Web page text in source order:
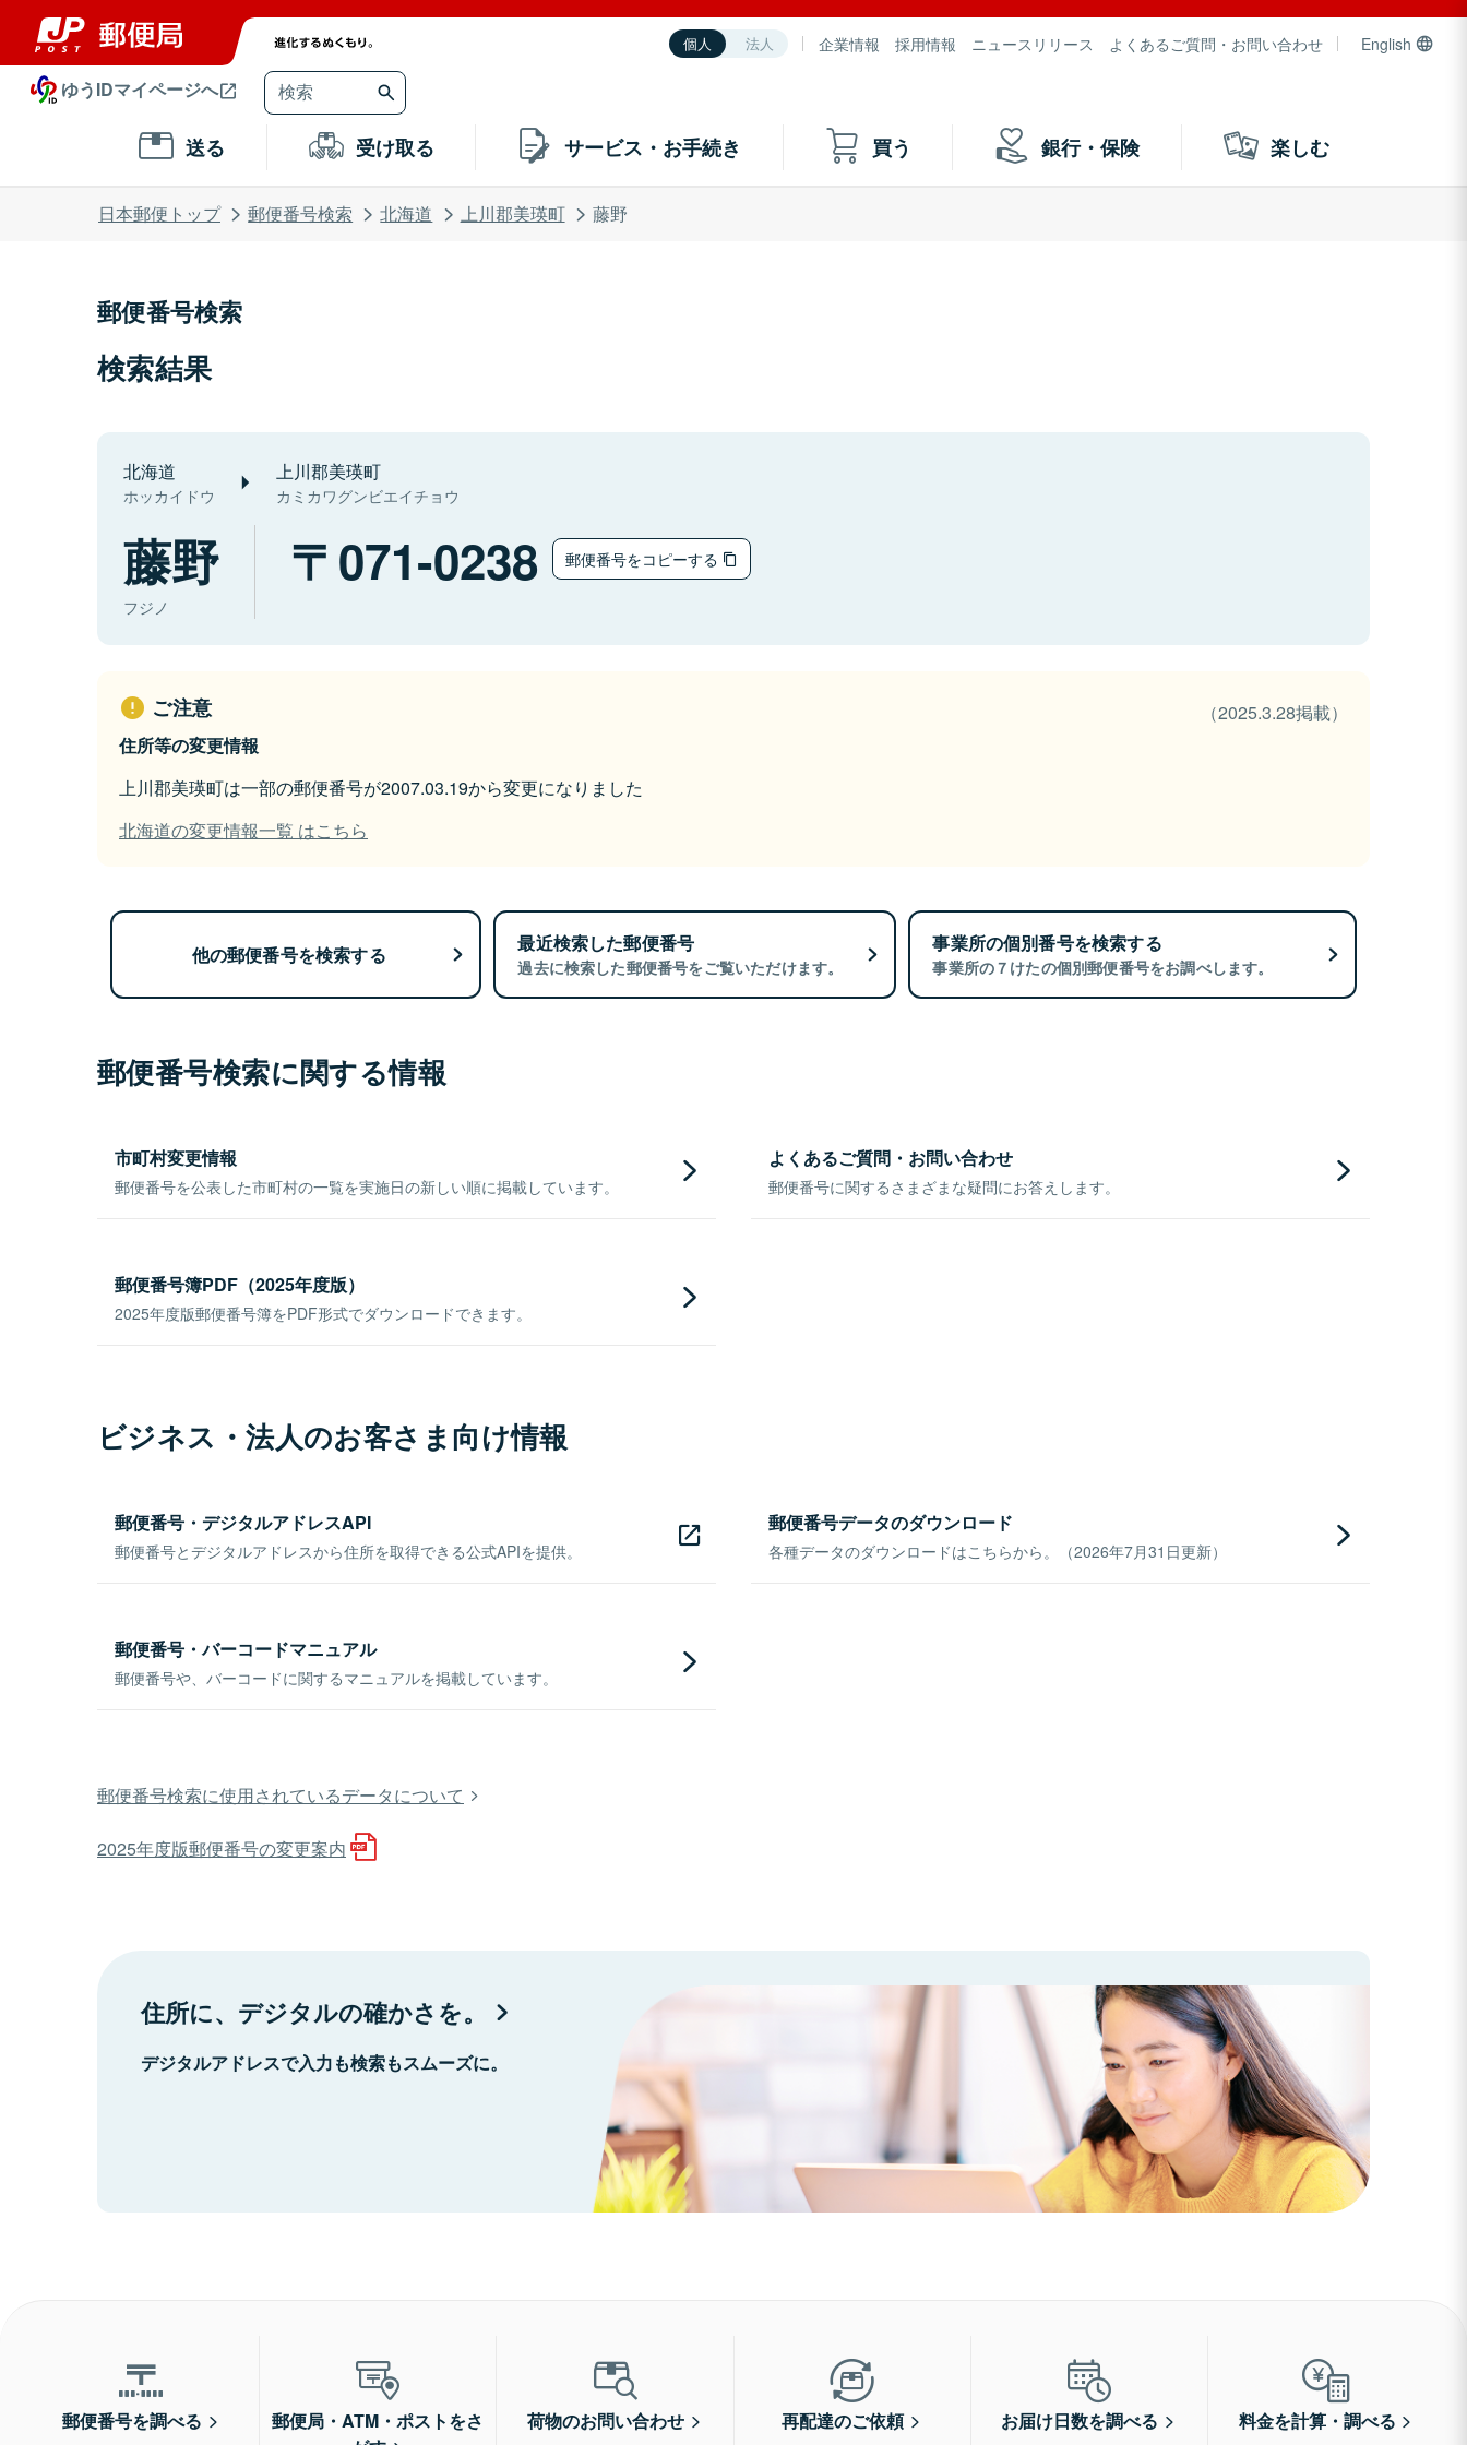
個人 法人 企業情報 採用情報 ニュースリリース よくあるご質問・お問い合わせ English
ゆうIDマイページへ
送る 受け取る サービス・お手続き 買う 銀行・保険 楽しむ
日本郵便トップ 郵便番号検索 北海道 上川郡美瑛町 藤野
郵便番号検索
検索結果
北海道
ホッカイドウ
上川郡美瑛町
カミカワグンビエイチョウ
藤野
フジノ
071-0238 郵便番号をコピーする
ご注意
（2025.3.28掲載）
住所等の変更情報
上川郡美瑛町は一部の郵便番号が2007.03.19から変更になりました
北海道の変更情報一覧 はこちら
他の郵便番号を検索する 最近検索した郵便番号
過去に検索した郵便番号をご覧いただけます。
事業所の個別番号を検索する
事業所の７けたの個別郵便番号をお調べします。
郵便番号検索に関する情報
市町村変更情報
郵便番号を公表した市町村の一覧を実施日の新しい順に掲載しています。
よくあるご質問・お問い合わせ
郵便番号に関するさまざまな疑問にお答えします。
郵便番号簿PDF（2025年度版）
2025年度版郵便番号簿をPDF形式でダウンロードできます。
ビジネス・法人のお客さま向け情報
郵便番号・デジタルアドレスAPI
郵便番号とデジタルアドレスから住所を取得できる公式APIを提供。
郵便番号データのダウンロード
各種データのダウンロードはこちらから。（2026年7月31日更新）
郵便番号・バーコードマニュアル
郵便番号や、バーコードに関するマニュアルを掲載しています。
郵便番号検索に使用されているデータについて
2025年度版郵便番号の変更案内
住所に、デジタルの確かさを。
デジタルアドレスで入力も検索もスムーズに。
郵便番号を調べる
郵便局・ATM・ポストをさ
荷物のお問い合わせ 再配達のご依頼 お届け日数を調べる 料金を計算・調べる